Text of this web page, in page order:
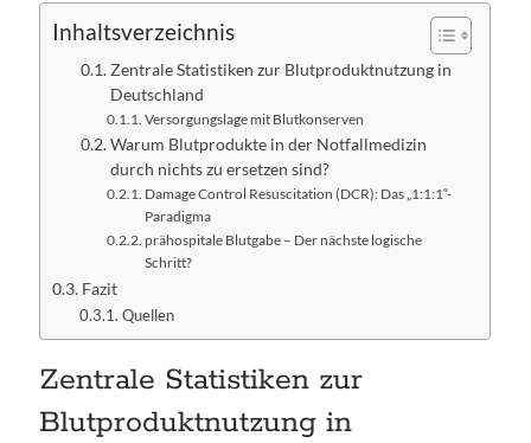
Inhaltsverzeichnis
Zentrale Statistiken zur Blutproduktnutzung in
Deutschland
Versorgungslage mit Blutkonserven
Warum Blutprodukte in der Notfallmedizin
durch nichts zu ersetzen sind?
Damage Control Resuscitation (DCR): Das „1:1:1“-
Paradigma
prähospitale Blutgabe – Der nächste logische
Schritt?
Fazit
Quellen
Zentrale Statistiken zur
Blutproduktnutzung in